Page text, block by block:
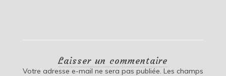
Laisser un commentaire
Votre adresse e-mail ne sera pas publiée. Les champs